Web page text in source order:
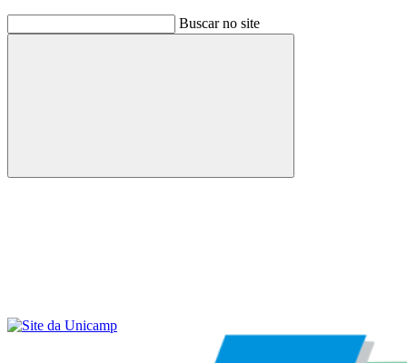
Buscar no site
Buscar